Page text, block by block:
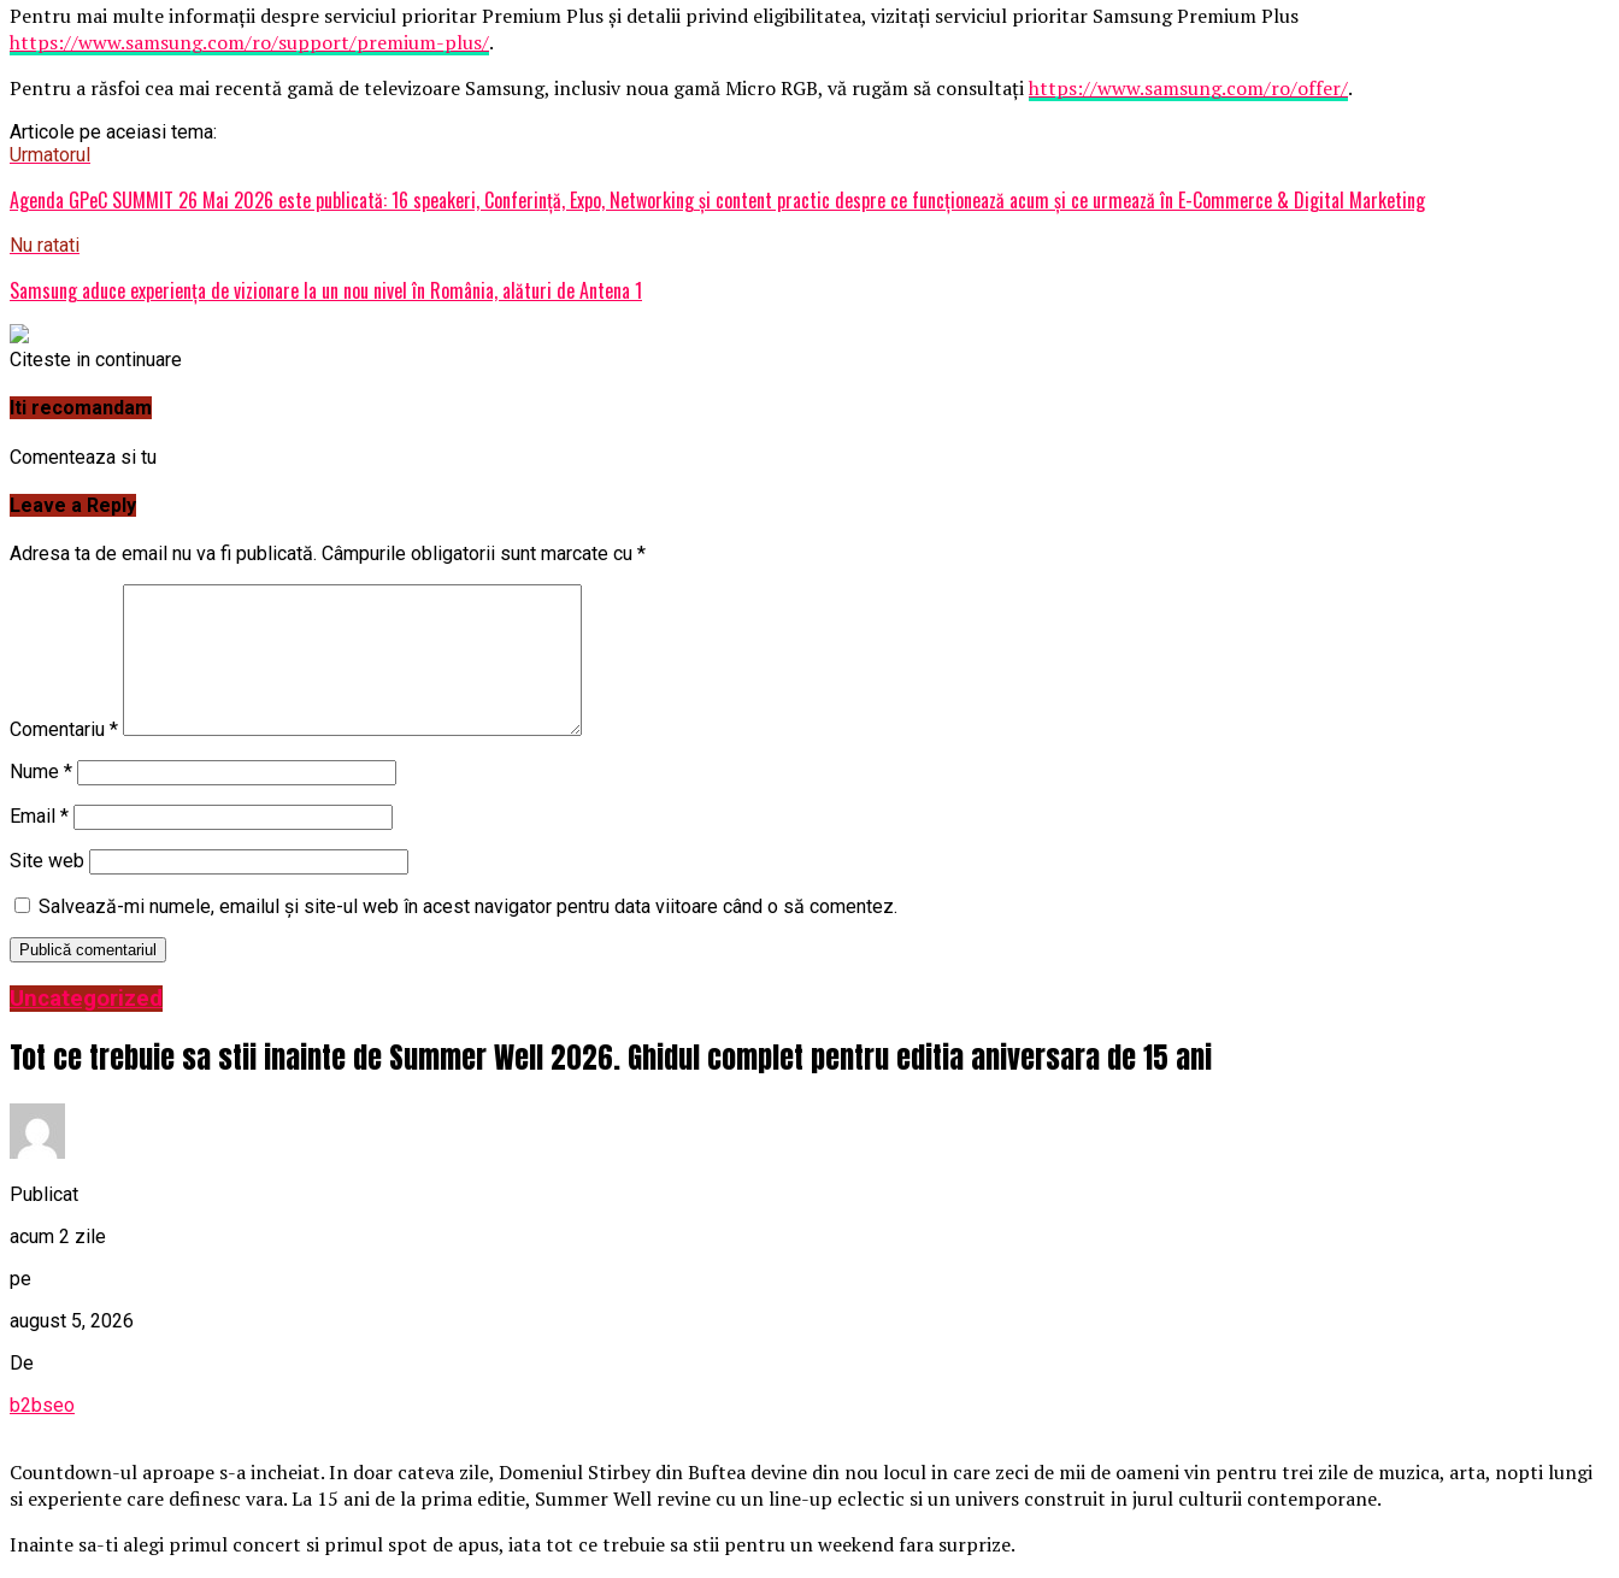
Pentru mai multe informații despre serviciul prioritar Premium Plus și detalii privind eligibilitatea, vizitați serviciul prioritar Samsung Premium Plus
https://www.samsung.com/ro/support/premium-plus/.
Pentru a răsfoi cea mai recentă gamă de televizoare Samsung, inclusiv noua gamă Micro RGB, vă rugăm să consultațihttps://www.samsung.com/ro/offer/.
Articole pe aceiasi tema:
Urmatorul
Agenda GPeC SUMMIT 26 Mai 2026 este publicată: 16 speakeri, Conferință, Expo, Networking și content practic despre ce funcționează acum și ce urmează în E-Commerce & Digital Marketing
Nu ratati
Samsung aduce experiența de vizionare la un nou nivel în România, alături de Antena 1
Citeste in continuare
Iti recomandam
Comenteaza si tu
Leave a Reply
Adresa ta de email nu va fi publicată. Câmpurile obligatorii sunt marcate cu *
Comentariu *
Nume *
Email *
Site web
Salvează-mi numele, emailul și site-ul web în acest navigator pentru data viitoare când o să comentez.
Uncategorized
Tot ce trebuie sa stii inainte de Summer Well 2026. Ghidul complet pentru editia aniversara de 15 ani
Publicat
acum 2 zile
pe
august 5, 2026
De
b2bseo
Countdown-ul aproape s-a incheiat. In doar cateva zile, Domeniul Stirbey din Buftea devine din nou locul in care zeci de mii de oameni vin pentru trei zile de muzica, arta, nopti lungi
si experiente care definesc vara. La 15 ani de la prima editie, Summer Well revine cu un line-up eclectic si un univers construit in jurul culturii contemporane.
Inainte sa-ti alegi primul concert si primul spot de apus, iata tot ce trebuie sa stii pentru un weekend fara surprize.